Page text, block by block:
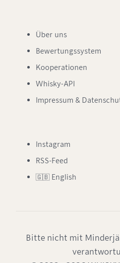
Über uns
Bewertungssystem
Kooperationen
Whisky-API
Impressum &
Instagram
RSS-Feed
🇬🇧 English
Bitte nicht mit